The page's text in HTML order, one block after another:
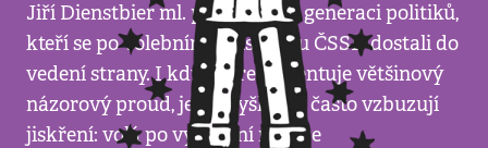
Jiří Dienstbier ml. patří k nové generaci politiků,
kteří se po volebním neúspěchu ČSSD dostali do
vedení strany. I když nereprezentuje většinový
názorový proud, jeho myšlenky často vzbuzují
jiskření: volá po vyhození nejvíce